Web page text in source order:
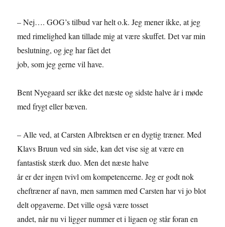
– Nej…. GOG’s tilbud var helt o.k. Jeg mener ikke, at jeg
med rimelighed kan tillade mig at være skuffet. Det var min
beslutning, og jeg har fået det
job, som jeg gerne vil have.
Bent Nyegaard ser ikke det næste og sidste halve år i møde
med frygt eller bæven.
– Alle ved, at Carsten Albrektsen er en dygtig træner. Med
Klavs Bruun ved sin side, kan det vise sig at være en
fantastisk stærk duo. Men det næste halve
år er der ingen tvivl om kompetencerne. Jeg er godt nok
cheftræner af navn, men sammen med Carsten har vi jo blot
delt opgaverne. Det ville også være tosset
andet, når nu vi ligger nummer et i ligaen og står foran en